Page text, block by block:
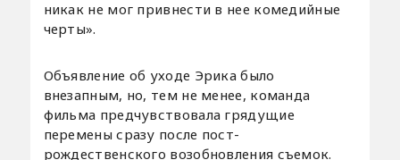
никак не мог привнести в нее комедийные
черты».
Объявление об уходе Эрика было
внезапным, но, тем не менее, команда
фильма предчувствовала грядущие
перемены сразу после пост-
рождественского возобновления съемок.